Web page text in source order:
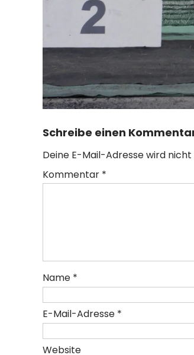
Schreibe einen
Deine E-Mail-Adresse wird
Kommentar *
Name *
E-Mail-Adresse *
Website